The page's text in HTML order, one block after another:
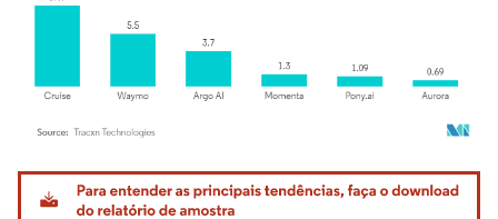
Imagem © Mordor Intelligence. O reuso requer atribuição conforme CC BY 4.0.